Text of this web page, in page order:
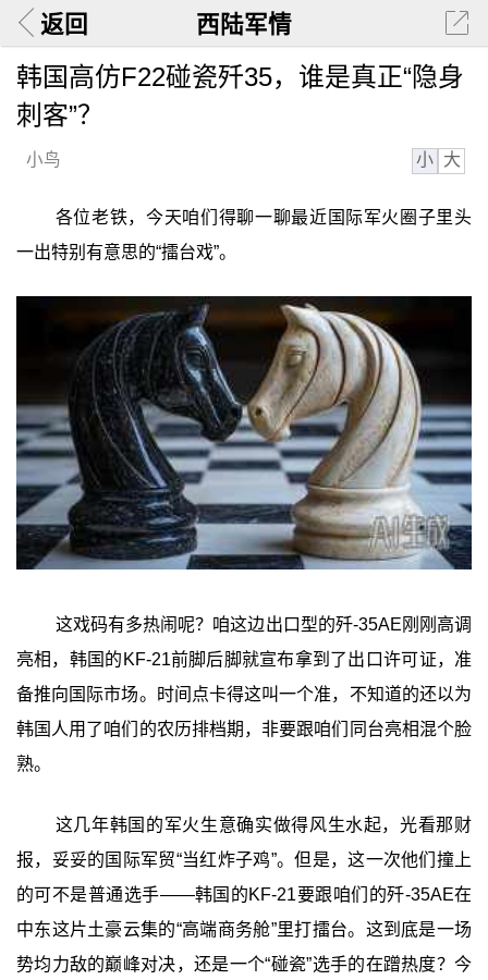
返回 西陆军情
韩国高仿F22碰瓷歼35，谁是真正“隐身
刺客”？
小鸟 小 大
各位老铁，今天咱们得聊一聊最近国际军火圈子里头
一出特别有意思的“擂台戏”。
这戏码有多热闹呢？咱这边出口型的歼-35AE刚刚高调
亮相，韩国的KF-21前脚后脚就宣布拿到了出口许可证，准
备推向国际市场。时间点卡得这叫一个准，不知道的还以为
韩国人用了咱们的农历排档期，非要跟咱们同台亮相混个脸
熟。
这几年韩国的军火生意确实做得风生水起，光看那财
报，妥妥的国际军贸“当红炸子鸡”。但是，这一次他们撞上
的可不是普通选手——韩国的KF-21要跟咱们的歼-35AE在
中东这片土豪云集的“高端商务舱”里打擂台。这到底是一场
势均力敌的巅峰对决，还是一个“碰瓷”选手的在蹭热度？今